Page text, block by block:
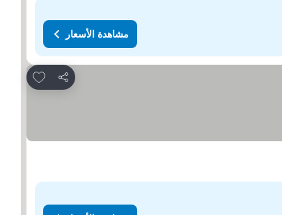
مشاهدة الأسعار
مشاركة
Add to favorites